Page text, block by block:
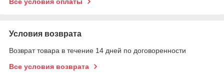
Условия возврата
Возврат товара в течение 14 дней по договоренности
Все условия возврата